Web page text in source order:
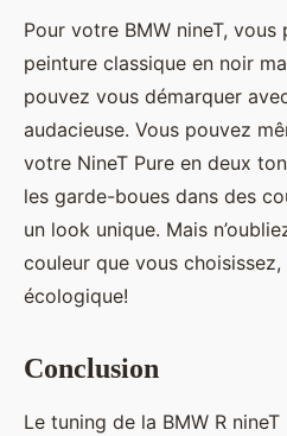
Pour votre BMW nineT,
peinture classique en noir
pouvez vous démarquer
audacieuse. Vous pouvez
votre NineT Pure en deux
les garde-boues dans des
un look unique. Mais
couleur que vous choisissez,
écologique!
Conclusion
Le tuning de la BMW R